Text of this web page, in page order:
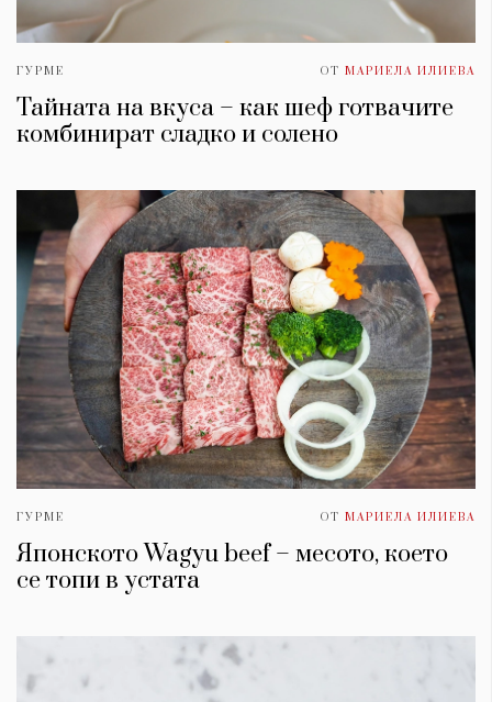
ГУРМЕ ОТ МАРИЕЛА ИЛИЕВА
Тайната на вкуса – как шеф готвачите
комбинират сладко и солено
ГУРМЕ ОТ МАРИЕЛА ИЛИЕВА
Японското Wagyu beef – месото, което
се топи в устата